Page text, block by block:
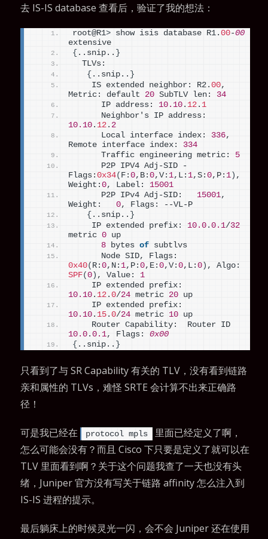
去 IS-IS database 查看后，验证了我的想法：
root@R1> show isis database R1.00-00
extensive
{ ..snip.. }
  TLVs:
{ ..snip.. }
    IS extended neighbor: R2.
00,
Metric: default 20 SubTLV len: 34
      IP address:
10.10 . 12 . 1
10.10 . 12 . 2
      Local interface index:
336,
Remote interface index: 334
      Traffic engineering metric:
5
      P2P IPV4 Adj-SID -
Flags:0x34( F:0,B:0,V: 1,L: 1,S:0,P: 1 ) ,
Weight:0, Label: 15001
      P2P IPv4 Adj-SID:
15001,
Weight: 0, Flags: --VL-P
{ ..snip.. }
    IP extended prefix:
10.0 .0.1/32
metric 0 up
8 bytes of subtlvs
0x40( R:0,N: 1,P:0,E:0,V:0,L:0 )
SPF(0 ) , Value: 1
10.10 . 12 .0/24 metric 20 up
10.10 . 15 .0/24 metric 10 up
10.0 .0.1, Flags: 0x00
{ ..snip.. }
只看到了与 SR Capability 有关的 TLV，没有看到链路
亲和属性的 TLVs，难怪 SRTE 会计算不出来正确路
径！
可是我已经在 protocol mpls
里面已经定义了啊，
怎么可能会没有？而且 Cisco 下只要是定义了就可以在
TLV 里面看到啊？关于这个问题我查了一天也没有头
绪，Juniper 官方没有写关于链路 affinity 怎么注入到
IS-IS 进程的提示。
最后躺床上的时候灵光一闪，会不会 Juniper 还在使用